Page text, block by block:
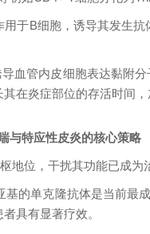
用于B细胞，诱导其发生
导血管内皮细胞表达黏附
在炎症部位的存活时间
与特应性皮炎的核心策略
地位，干扰其功能已成
基的单克隆抗体是当前最
具有显著疗效。